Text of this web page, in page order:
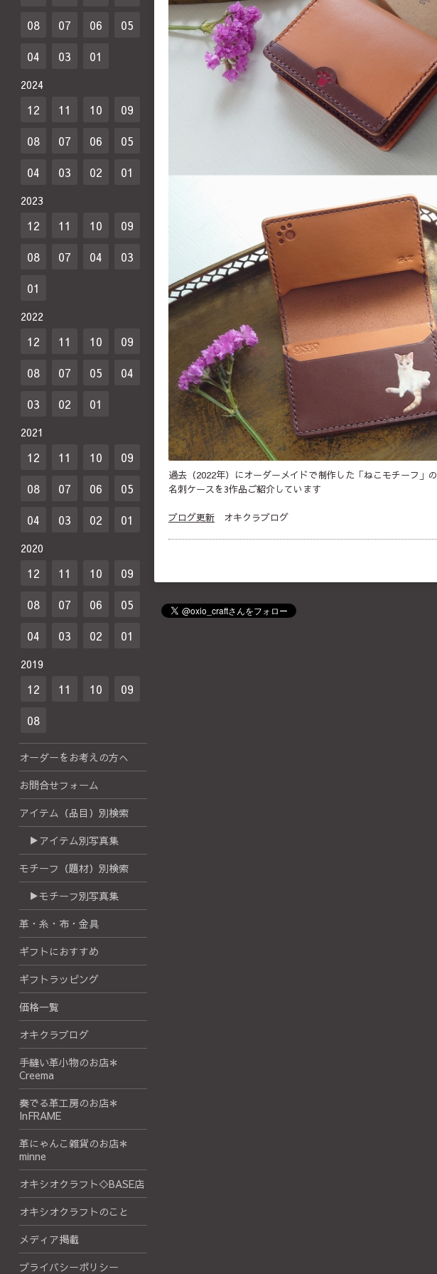
過去（2022年）にオーダーメイドで制作した「ねこモチーフ」の
名刺ケースを3作品ご紹介しています
ブログ更新 オキクラブログ
08
07 06
05
04
03 01
2024
12 11 10
09
08
07 06
05
04
03 02 01
2023
12 11 10
09
08
07 04
03
01
2022
12 11 10
09
08
07 05
04
03
02 01
2021
12 11 10
09
08
07 06
05
04
03 02 01
2020
12 11 10
09
08
07 06
05
04
03 02 01
2019
12 11 10
09
08
オーダーをお考えの方へ
お問合せフォーム
アイテム（品目）別検索
▶アイテム別写真集
モチーフ（題材）別検索
▶モチーフ別写真集
革・糸・布・金具
ギフトにおすすめ
ギフトラッピング
価格一覧
オキクラブログ
手縫い革小物のお店＊
Creema
奏でる革工房のお店＊
InFRAME
革にゃんこ雑貨のお店＊
minne
オキシオクラフト◇BASE店
オキシオクラフトのこと
メディア掲載
プライバシーポリシー